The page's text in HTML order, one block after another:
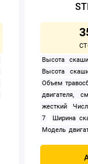
Высота
Высота
Объем
двигателя,
жесткий
7
Ширина
Модель